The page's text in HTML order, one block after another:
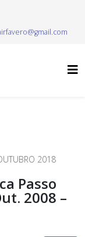
2018
Passo
2008 –